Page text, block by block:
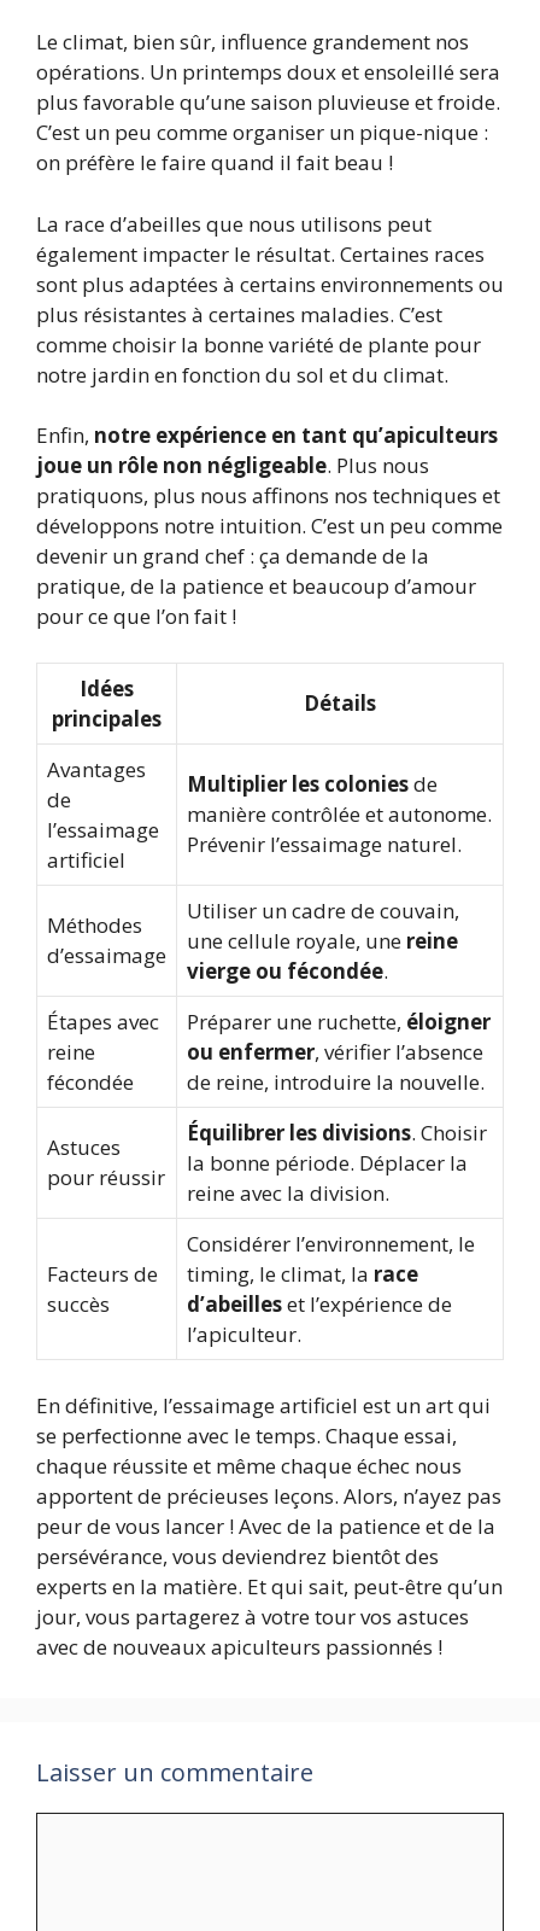
Le climat, bien sûr, influence grandement nos
opérations. Un printemps doux et ensoleillé sera
plus favorable qu’une saison pluvieuse et froide.
C’est un peu comme organiser un pique-nique :
on préfère le faire quand il fait beau !
La race d’abeilles que nous utilisons peut
également impacter le résultat. Certaines races
sont plus adaptées à certains environnements ou
plus résistantes à certaines maladies. C’est
comme choisir la bonne variété de plante pour
notre jardin en fonction du sol et du climat.
Enfin, notre expérience en tant qu’apiculteurs
joue un rôle non négligeable. Plus nous
pratiquons, plus nous affinons nos techniques et
développons notre intuition. C’est un peu comme
devenir un grand chef : ça demande de la
pratique, de la patience et beaucoup d’amour
pour ce que l’on fait !
Idées
principales
Détails
Avantages
de
l’essaimage
artificiel
Multiplier les coloniesde
manière contrôlée et autonome.
Prévenir l’essaimage naturel.
Méthodes
d’essaimage
Utiliser un cadre de couvain,
une cellule royale, une reine
vierge ou fécondée.
Étapes avec
reine
fécondée
Préparer une ruchette, éloigner
ou enfermer, vérifier l’absence
de reine, introduire la nouvelle.
Astuces
pour réussir
Équilibrer les divisions. Choisir
la bonne période. Déplacer la
reine avec la division.
Facteurs de
succès
Considérer l’environnement, le
timing, le climat, la race
d’abeilleset l’expérience de
l’apiculteur.
En définitive, l’essaimage artificiel est un art qui
se perfectionne avec le temps. Chaque essai,
chaque réussite et même chaque échec nous
apportent de précieuses leçons. Alors, n’ayez pas
peur de vous lancer ! Avec de la patience et de la
persévérance, vous deviendrez bientôt des
experts en la matière. Et qui sait, peut-être qu’un
jour, vous partagerez à votre tour vos astuces
avec de nouveaux apiculteurs passionnés !
Laisser un commentaire